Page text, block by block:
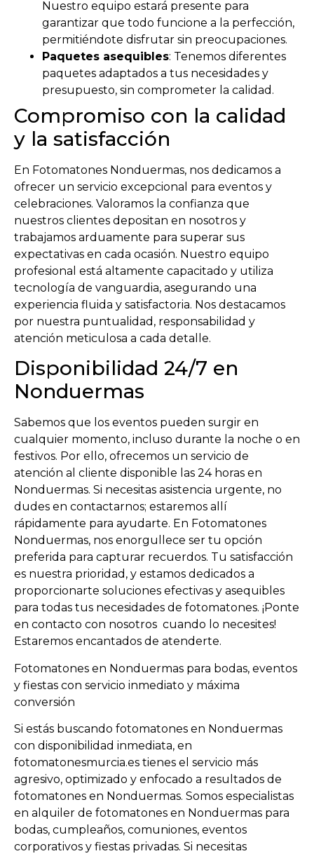
Nuestro equipo estará presente para
garantizar que todo funcione a la perfección,
permitiéndote disfrutar sin preocupaciones.
Paquetes asequibles: Tenemos diferentes
paquetes adaptados a tus necesidades y
presupuesto, sin comprometer la calidad.
Compromiso con la calidad
y la satisfacción
En Fotomatones Nonduermas, nos dedicamos a
ofrecer un servicio excepcional para eventos y
celebraciones. Valoramos la confianza que
nuestros clientes depositan en nosotros y
trabajamos arduamente para superar sus
expectativas en cada ocasión. Nuestro equipo
profesional está altamente capacitado y utiliza
tecnología de vanguardia, asegurando una
experiencia fluida y satisfactoria. Nos destacamos
por nuestra puntualidad, responsabilidad y
atención meticulosa a cada detalle.
Disponibilidad 24/7 en
Nonduermas
Sabemos que los eventos pueden surgir en
cualquier momento, incluso durante la noche o en
festivos. Por ello, ofrecemos un servicio de
atención al cliente disponible las 24 horas en
Nonduermas. Si necesitas asistencia urgente, no
dudes en contactarnos; estaremos allí
rápidamente para ayudarte. En Fotomatones
Nonduermas, nos enorgullece ser tu opción
preferida para capturar recuerdos. Tu satisfacción
es nuestra prioridad, y estamos dedicados a
proporcionarte soluciones efectivas y asequibles
para todas tus necesidades de fotomatones. ¡Ponte
en contacto con nosotros cuando lo necesites!
Estaremos encantados de atenderte.
Fotomatones en Nonduermas para bodas, eventos
y fiestas con servicio inmediato y máxima
conversión
Si estás buscando fotomatones en Nonduermas
con disponibilidad inmediata, en
fotomatonesmurcia.es tienes el servicio más
agresivo, optimizado y enfocado a resultados de
fotomatones en Nonduermas. Somos especialistas
en alquiler de fotomatones en Nonduermas para
bodas, cumpleaños, comuniones, eventos
corporativos y fiestas privadas. Si necesitas